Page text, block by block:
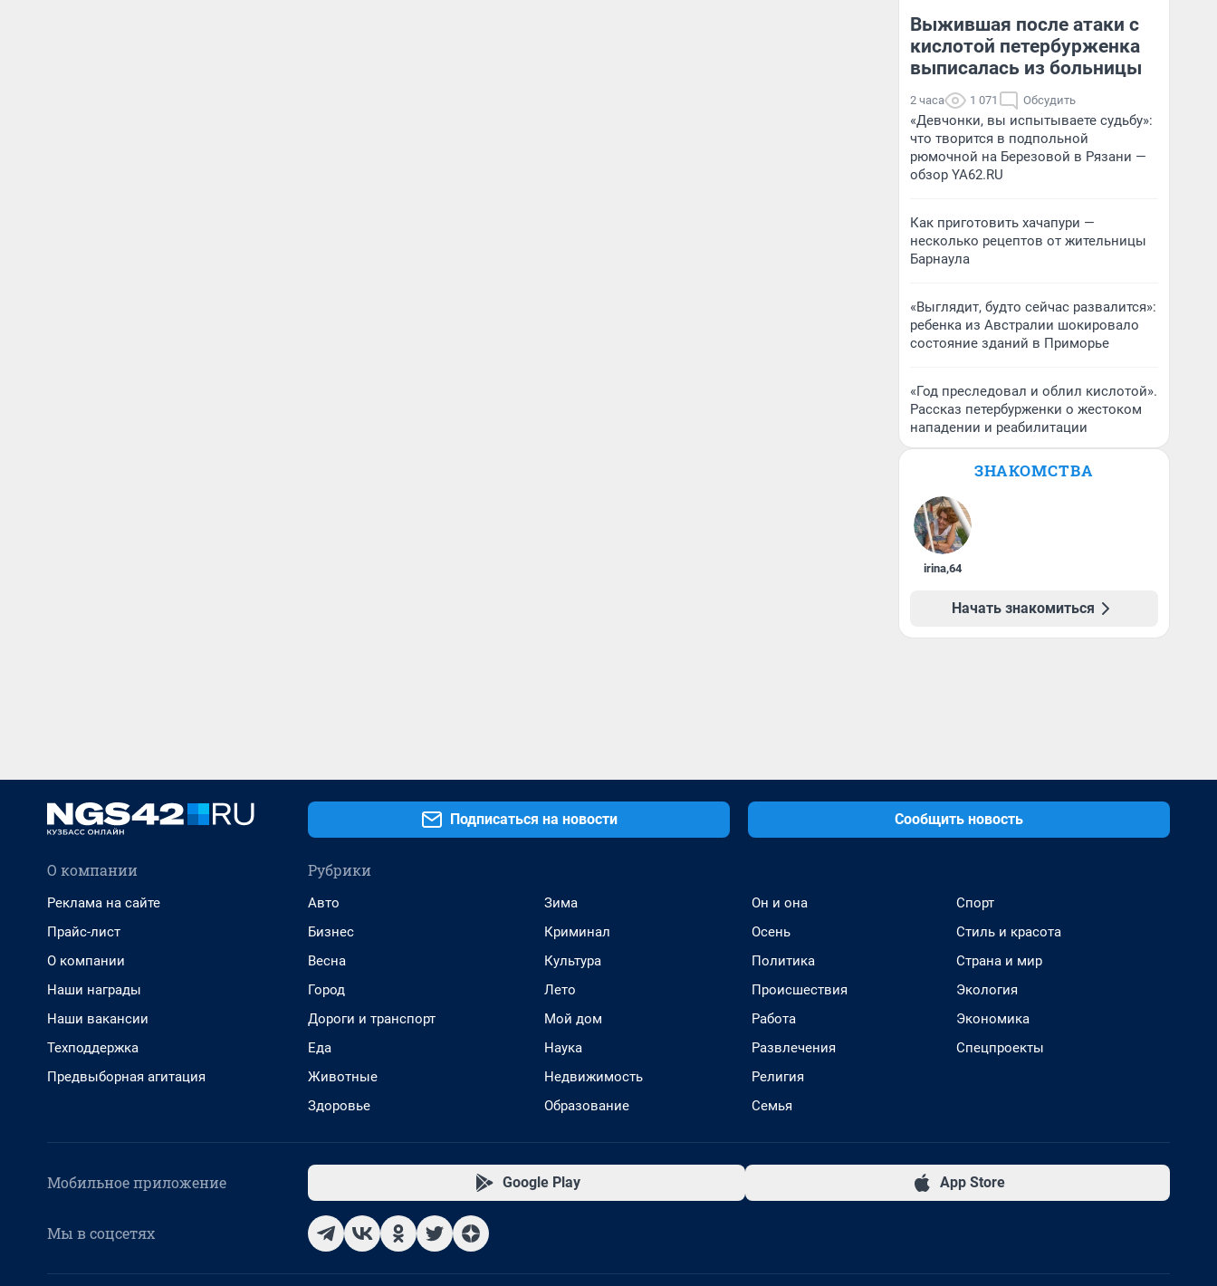
Выжившая после атаки с
кислотой петербурженка
выписалась из больницы
2 часа 1 071 Обсудить
«Девчонки, вы испытываете судьбу»:
что творится в подпольной
рюмочной на Березовой в Рязани —
обзор YA62.RU
Как приготовить хачапури —
несколько рецептов от жительницы
Барнаула
«Выглядит, будто сейчас развалится»:
ребенка из Австралии шокировало
состояние зданий в Приморье
«Год преследовал и облил кислотой».
Рассказ петербурженки о жестоком
нападении и реабилитации
ЗНАКОМСТВА
irina,64
Начать знакомиться
Подписаться на новости Сообщить новость
О компании
Реклама на сайте
Прайс-лист
О компании
Наши награды
Наши вакансии
Техподдержка
Предвыборная агитация
Рубрики
Авто
Бизнес
Весна
Город
Дороги и транспорт
Еда
Животные
Здоровье
Зима
Криминал
Культура
Лето
Мой дом
Наука
Недвижимость
Образование
Он и она
Осень
Политика
Происшествия
Работа
Развлечения
Религия
Семья
Спорт
Стиль и красота
Страна и мир
Экология
Экономика
Спецпроекты
Мобильное приложение Google Play App Store
Мы в соцсетях